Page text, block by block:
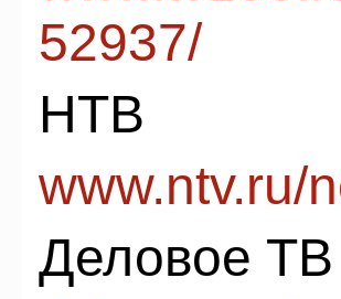
52937/
НТВ
www.ntv.ru/
Деловое ТВ